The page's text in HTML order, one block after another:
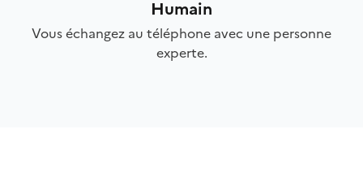
Humain
Vous échangez au téléphone avec une personne
experte.